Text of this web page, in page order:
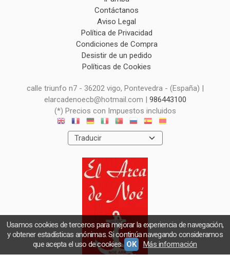
Contáctanos
Aviso Legal
Política de Privacidad
Condiciones de Compra
Desistir de un pedido
Políticas de Cookies
calle triunfo n7 - 36202 vigo, Pontevedra - (España) |
elarcadenoecb@hotmail.com | 986443100
(*) Precios con Impuestos incluidos
Usamos cookies de terceros para mejorar la experiencia de navegación,
y obtener estadísticas anónimas. Si continúa navegando consideramos
que acepta el uso de cookies. OK Más información